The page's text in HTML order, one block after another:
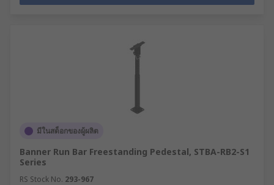
มีในสต็อกของผู้ผลิต
Banner Run Bar Freestanding Pedestal, STBA-RB2-S1
Series
RS Stock No. 293-967